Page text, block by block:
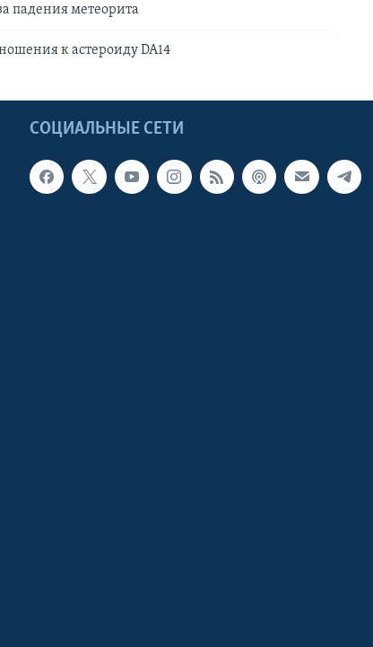
падения метеорита
к астероиду DA14
СОЦИАЛЬНЫЕ СЕТИ